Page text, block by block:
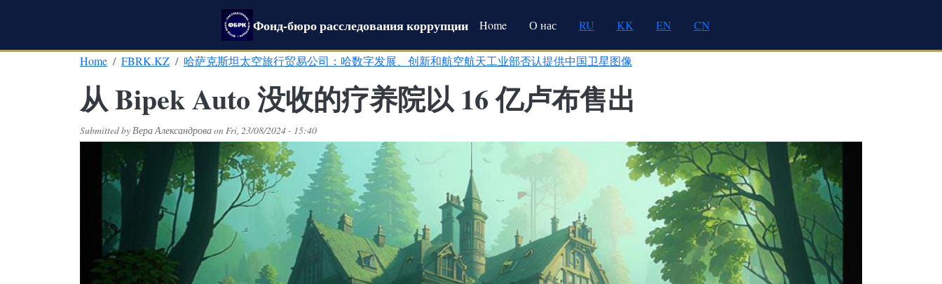
Фонд-бюро расследования коррупцииMain navigation
Home О нас RU KK EN CN
Home FBRK.KZ 哈萨克斯坦太空旅行贸易公司：哈数字发展、创新和航空航天工业部否认提供中国卫星图像
从 Bipek Auto 没收的疗养院以 16 亿卢布售出
Submitted byВера АлександроваonFri, 23/08/2024 - 15:40